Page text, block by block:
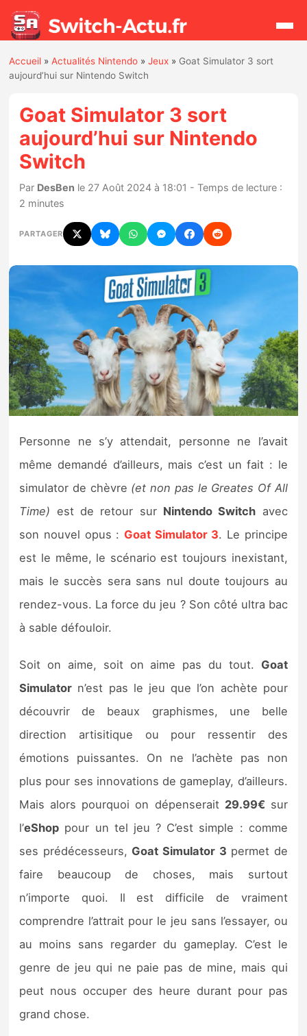
Actualités
Jeux
Hardware
Mises à jour
Chiffres de ventes
Nintendo Direct
Tests et previews
Tests de jeux
Tests d’accessoires
Previews
Précommandes
Précommandes jeux Switch 2
Sorties de jeux
Bons plans
Guides
Accueil »Actualités Nintendo »Jeux » Goat Simulator 3 sort
aujourd’hui sur Nintendo Switch
Goat Simulator 3 sort
aujourd’hui sur Nintendo
Switch
Par DesBen le 27 Août 2024 à 18:01 - Temps de lecture :
2 minutes
PARTAGER
Personne ne s’y attendait, personne ne l’avait
même demandé d’ailleurs, mais c’est un fait : le
simulator de chèvre (et non pas le Greates Of All
Time) est de retour sur Nintendo Switch avec
son nouvel opus : Goat Simulator 3. Le principe
est le même, le scénario est toujours inexistant,
mais le succès sera sans nul doute toujours au
rendez-vous. La force du jeu ? Son côté ultra bac
à sable défouloir.
Soit on aime, soit on aime pas du tout. Goat
Simulator n’est pas le jeu que l’on achète pour
découvrir de beaux graphismes, une belle
direction artisitique ou pour ressentir des
émotions puissantes. On ne l’achète pas non
plus pour ses innovations de gameplay, d’ailleurs.
Mais alors pourquoi on dépenserait 29.99€sur
l’eShop pour un tel jeu ? C’est simple : comme
ses prédécesseurs, Goat Simulator 3 permet de
faire beaucoup de choses, mais surtout
n’importe quoi. Il est difficile de vraiment
comprendre l’attrait pour le jeu sans l’essayer, ou
au moins sans regarder du gameplay. C’est le
genre de jeu qui ne paie pas de mine, mais qui
peut nous occuper des heure durant pour pas
grand chose.